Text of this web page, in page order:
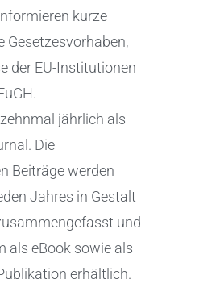
kurze
Gesetzesvorhaben,
der EU-Institutionen
jährlich als
Die
Beiträge werden
Jahres in Gestalt
und
als eBook sowie als
erhältlich.